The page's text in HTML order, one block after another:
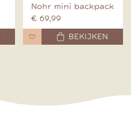
Nohr mini backpack
€ 69,99
BEKIJKEN